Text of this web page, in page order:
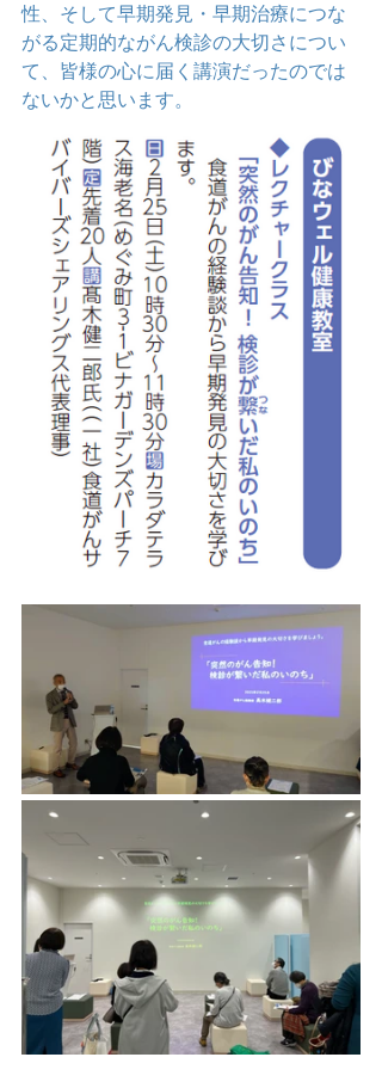
性、そして早期発見・早期治療につな
がる定期的ながん検診の大切さについ
て、皆様の心に届く講演だったのでは
ないかと思います。